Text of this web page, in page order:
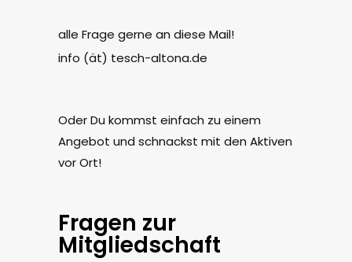
alle Frage gerne an diese Mail!
info (ät) tesch-altona.de
Oder Du kommst einfach zu einem
Angebot und schnackst mit den Aktiven
vor Ort!
Fragen zur
Mitgliedschaft